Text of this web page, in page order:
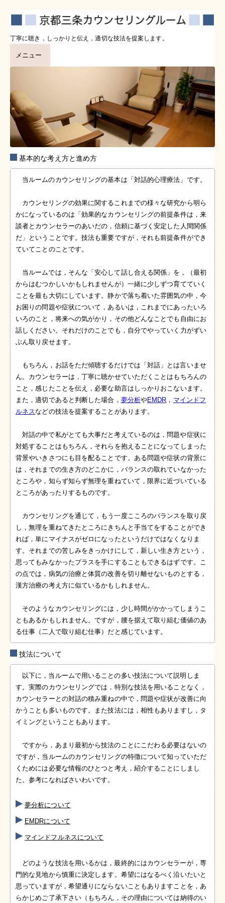
丁寧に聴き，しっかりと伝え，適切な技法を提案します。
メニュー
基本的な考え方と進め方
当ルームのカウンセリングの基本は「対話的心理療法」です。
カウンセリングの効果に関するこれまでの様々な研究から明ら
かになっているのは「効果的なカウンセリングの前提条件は，来
談者とカウンセラーのあいだの，信頼に基づく安定した人間関係
だ」ということです。技法も重要ですが，それも前提条件ができ
ていてことのことです。
当ルームでは，そんな「安心して話し合える関係」を，（最初
からはむつかしいかもしれませんが）一緒に少しずつ育てていく
ことを最も大切にしています。静かで落ち着いた雰囲気の中，今
お困りの問題や症状について，あるいは，これまでにあったいろ
いろのこと，将来への気がかり，その他どんなことでも自由にお
話しください。それだけのことでも，自分でやっていく力がずい
ぶん取り戻せます。
もちろん，お話をただ傾聴するだけでは「対話」とは言いませ
ん。カウンセラーは，丁寧に聴かせていただくことはもちろんの
こと，感じたことを伝え，必要な助言はしっかりおこないます。
また，適切であると判断した場合， 夢分析やEMDR ， マインドフ
ルネスなどの技法を提案することがあります。
対話の中で私がとても大事だと考えているのは，問題や症状に
対処することはもちろん，それらを抱えることになってしまった
背景やいきさつにも目を配ることです。ある問題や症状の背景に
は，それまでの生き方のどこかに，バランスの取れていなかった
ところや，知らず知らず無理を重ねていて，限界に近づいている
ところがあったりするものです。
カウンセリングを通じて，もう一度こころのバランスを取り戻
し，無理を重ねてきたところにきちんと手当てをすることができ
れば，単にマイナスがゼロになったというだけではなくなりま
す。それまでの苦しみをきっかけにして，新しい生き方という，
思ってもみなかったプラスを手にすることもできるはずです。こ
の点では，病気の治療と体質の改善を切り離せないものとする，
漢方治療の考え方に似ているかもしれません。
そのようなカウンセリングには，少し時間がかかってしまうこ
ともあるかもしれません。ですが，腰を据えて取り組む価値のあ
る仕事（二人で取り組む仕事）だと感じています。
技法について
以下に，当ルームで用いることの多い技法について説明しま
す。実際のカウンセリングでは，特別な技法を用いることなく，
カウンセラーとの対話の積み重ねの中で，問題や症状が改善に向
かうことも多いものです。また技法には，相性もありますし，タ
イミングということもあります。
ですから，あまり最初から技法のことにこだわる必要はないの
ですが，当ルームのカウンセリングの特徴について知っていただ
くためには必要な情報のひとつと考え，紹介することにしまし
た。参考になればさいわいです。
夢分析について
EMDRについて
マインドフルネスについて
どのような技法を用いるかは，最終的にはカウンセラーが，専
門的な見地から慎重に決定します。希望にはなるべく沿いたいと
思っていますが，希望通りにならないこともありますことを，あ
らかじめご了承下さい（もちろん，その理由については納得のい